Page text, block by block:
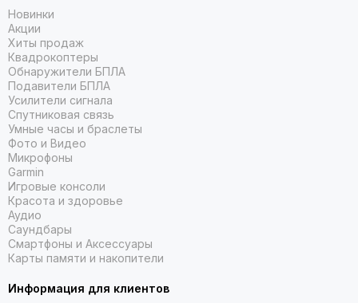
Новинки
Акции
Хиты продаж
Квадрокоптеры
Обнаружители БПЛА
Подавители БПЛА
Усилители сигнала
Спутниковая связь
Умные часы и браслеты
Фото и Видео
Микрофоны
Garmin
Игровые консоли
Красота и здоровье
Аудио
Саундбары
Смартфоны и Аксессуары
Карты памяти и накопители
Информация для клиентов